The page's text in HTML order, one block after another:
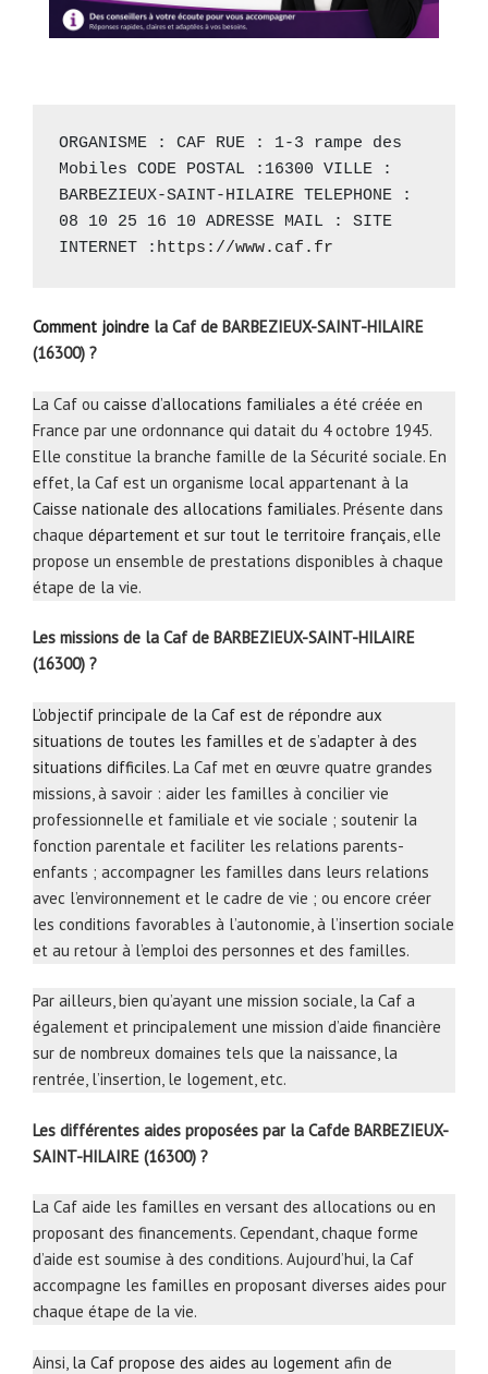
ORGANISME : CAF RUE : 1-3 rampe des
Mobiles CODE POSTAL :16300 VILLE :
BARBEZIEUX-SAINT-HILAIRE TELEPHONE :
08 10 25 16 10 ADRESSE MAIL : SITE
INTERNET : https://www.caf.fr
Comment joindre la Caf de BARBEZIEUX-SAINT-HILAIRE
(16300) ?
La Caf ou caisse d’allocations familiales a été créée en
France par une ordonnance qui datait du 4 octobre 1945.
Elle constitue la branche famille de la Sécurité sociale. En
effet, la Caf est un organisme local appartenant à la
Caisse nationale des allocations familiales. Présente dans
chaque département et sur tout le territoire français, elle
propose un ensemble de prestations disponibles à chaque
étape de la vie.
Les missions de la Caf de BARBEZIEUX-SAINT-HILAIRE
(16300) ?
L’objectif principale de la Caf est de répondre aux
situations de toutes les familles et de s’adapter à des
situations difficiles. La Caf met en œuvre quatre grandes
missions, à savoir : aider les familles à concilier vie
professionnelle et familiale et vie sociale ; soutenir la
fonction parentale et faciliter les relations parents-
enfants ; accompagner les familles dans leurs relations
avec l’environnement et le cadre de vie ; ou encore créer
les conditions favorables à l’autonomie, à l’insertion sociale
et au retour à l’emploi des personnes et des familles.
Par ailleurs, bien qu’ayant une mission sociale, la Caf a
également et principalement une mission d’aide financière
sur de nombreux domaines tels que la naissance, la
rentrée, l’insertion, le logement, etc.
Les différentes aides proposées par la Cafde BARBEZIEUX-
SAINT-HILAIRE (16300) ?
La Caf aide les familles en versant des allocations ou en
proposant des financements. Cependant, chaque forme
d’aide est soumise à des conditions. Aujourd’hui, la Caf
accompagne les familles en proposant diverses aides pour
chaque étape de la vie.
Ainsi, la Caf propose des aides au logement afin de